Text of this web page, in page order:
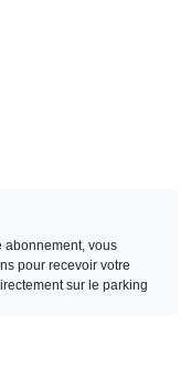
abonnement, vous
pour recevoir votre
sur le parking